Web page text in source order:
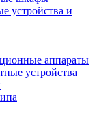
устройства и
аппараты
устройства